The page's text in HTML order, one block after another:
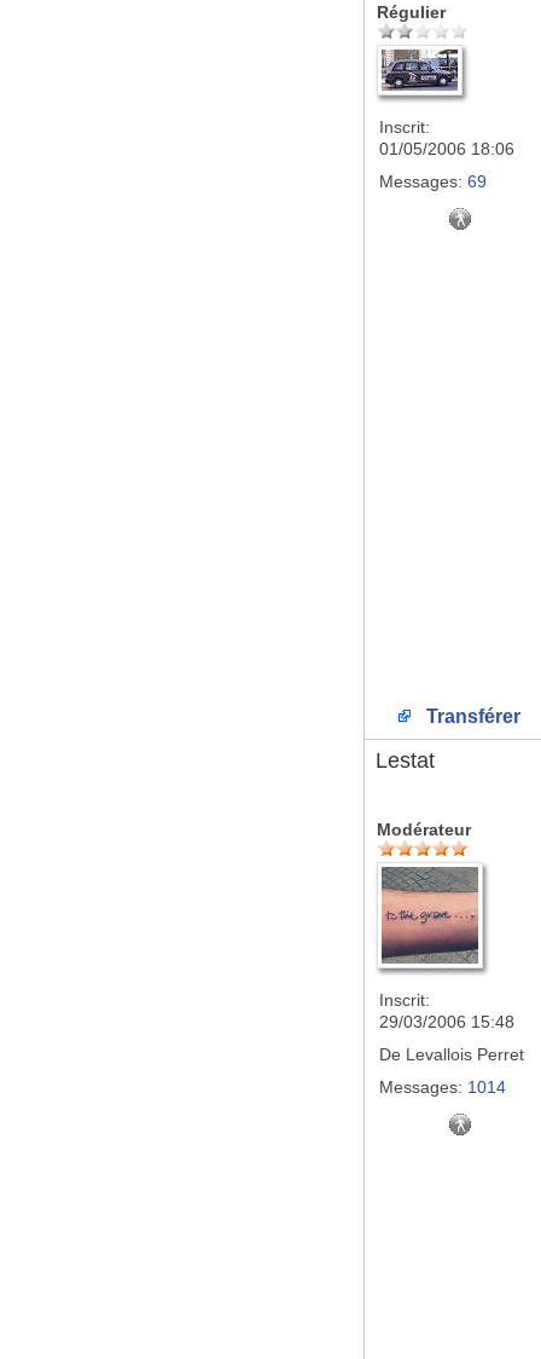
Régulier
Inscrit:
01/05/2006 18:06
Messages: 69
Transférer
Lestat
Modérateur
Inscrit:
29/03/2006 15:48
De Levallois Perret
Messages: 1014